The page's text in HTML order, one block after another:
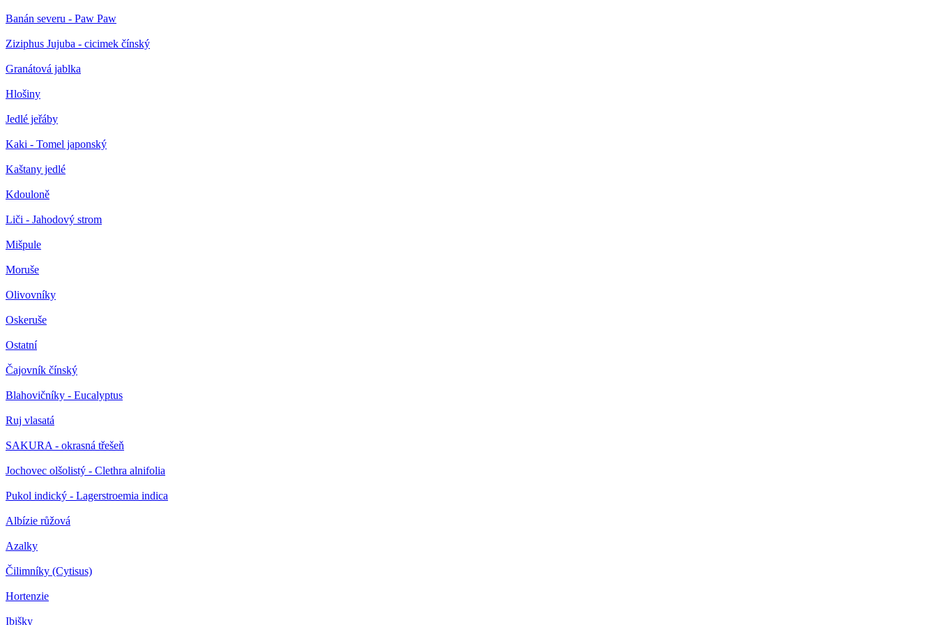
Banán severu - Paw Paw
Ziziphus Jujuba - cicimek čínský
Granátová jablka
Hlošiny
Jedlé jeřáby
Kaki - Tomel japonský
Kaštany jedlé
Kdouloně
Liči - Jahodový strom
Mišpule
Moruše
Olivovníky
Oskeruše
Ostatní
Čajovník čínský
Blahovičníky - Eucalyptus
Ruj vlasatá
SAKURA - okrasná třešeň
Jochovec olšolistý - Clethra alnifolia
Pukol indický - Lagerstroemia indica
Albízie růžová
Azalky
Čilimníky (Cytisus)
Hortenzie
Ibišky